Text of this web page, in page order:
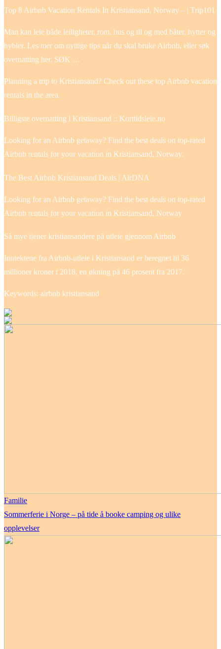
Top 8 Airbnb Vacation Rentals In Kristiansand, Norway – | Trip101
Man kan leie både leiligheter, rom, hus og til og med båter, hytter og
hybler. Les mer om nyttige tips når du skal bruke Airbnb, eller søk
overnatting her. SØK …
Planning a trip to Kristiansand? Check out these top Airbnb vacation
rentals in the area.
Billigste overnatting i Kristiansand :: Korttidsleie.no
Looking for an Airbnb getaway? Find the best deals on top-rated
Airbnb rentals for your vacation in Kristiansand, Norway.
The Best Airbnb Kristiansand Deals | AirDNA
Looking for an Airbnb getaway? Find the best deals on top-rated
Airbnb rentals for your vacation in Kristiansand, Norway
Så mye tjener kristiansandere på utleie gjennom Airbnb
Inntektene fra Airbnb-utleie i Kristiansand er beregnet til 36
millioner kroner i 2018, en økning på 46 prosent fra 2017.
Keywords: airbnb kristiansand
Familie
Sommerferie i Norge – på tide å booke camping og ulike
opplevelser